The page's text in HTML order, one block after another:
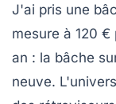
J'ai pris une
mesure à 120 €
an : la bâche
neuve.